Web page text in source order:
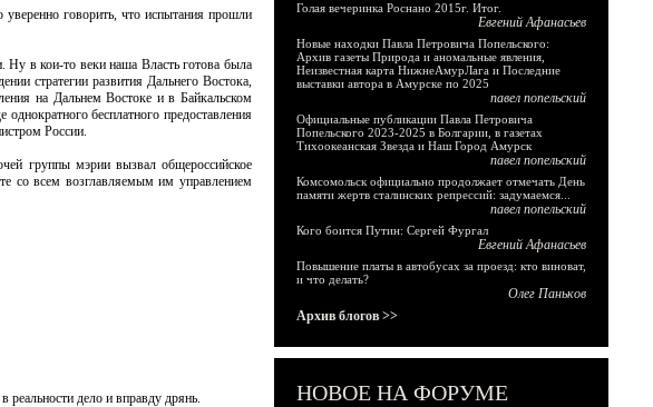
говорить, что испытания прошли
Ну в кои-то веки наша Власть готова была
стратегии развития Дальнего Востока,
на Дальнем Востоке и в Байкальском
бесплатного предоставления
России.
группы мэрии вызвал общероссийское
со всем возглавляемым им управлением
реальности дело и вправду дрянь.
Голая вечеринка Роснано 2015г. Итог.
Евгений Афанасьев
Новые находки Павла Петровича Попельского:
Архив газеты Природа и аномальные явления,
Неизвестная карта НижнеАмурЛага и Последние
выставки автора в Амурске по 2025
павел попельский
Официальные публикации Павла Петровича
Попельского 2023-2025 в Болгарии, в газетах
Тихоокеанская Звезда и Наш Город Амурск
павел попельский
Комсомольск официально продолжает отмечать День
памяти жертв сталинских репрессий: задумаемся...
павел попельский
Кого боится Путин: Сергей Фургал
Евгений Афанасьев
Повышение платы в автобусах за проезд: кто виноват,
и что делать?
Олег Паньков
Архив блогов >>
НОВОЕ НА ФОРУМЕ